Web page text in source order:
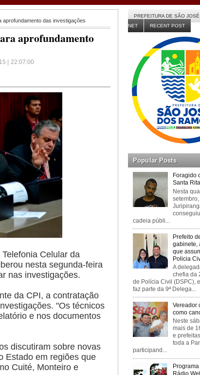
das investigações
aprofundamento
| 22:07:00
Celular da
nesta segunda-feira
nas investigações.
da CPI, a contratação
"Os técnicos
e nos documentos
discutiram sobre novas
Estado em regiões que
Cuité, Monteiro e
PREFEITURA DE SÃO
NET
RECENT POST
Popular Posts
Foragido
Santa
Nesta
cadeia públi...
Prefeito
gabinete,
que
Policia
A
chefia da
de Polícia Civil (DSPC),
faz parte da 9ª Delega...
Vereador
como
Neste
mais de
e
toda a
participand...
Rádio